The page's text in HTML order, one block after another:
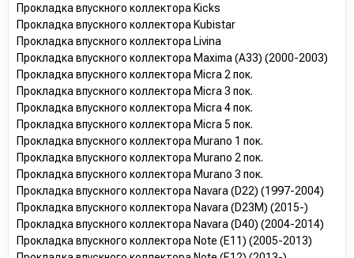
Прокладка впускного коллектора Kicks
Прокладка впускного коллектора Kubistar
Прокладка впускного коллектора Livina
Прокладка впускного коллектора Maxima (A33) (2000-2003)
Прокладка впускного коллектора Micra 2 пок.
Прокладка впускного коллектора Micra 3 пок.
Прокладка впускного коллектора Micra 4 пок.
Прокладка впускного коллектора Micra 5 пок.
Прокладка впускного коллектора Murano 1 пок.
Прокладка впускного коллектора Murano 2 пок.
Прокладка впускного коллектора Murano 3 пок.
Прокладка впускного коллектора Navara (D22) (1997-2004)
Прокладка впускного коллектора Navara (D23M) (2015-)
Прокладка впускного коллектора Navara (D40) (2004-2014)
Прокладка впускного коллектора Note (E11) (2005-2013)